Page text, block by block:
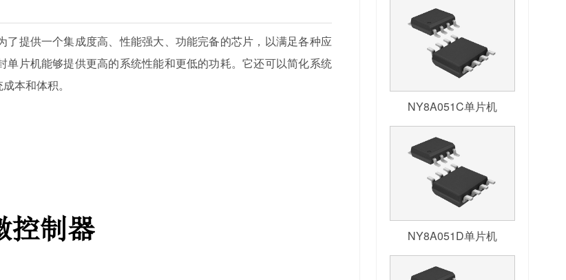
提供一个集成度高、性能强大、功能完备的芯片，以满足各种应
片机能够提供更高的系统性能和更低的功耗。它还可以简化系统
本和体积。
NY8A051C单片机
NY8A051D单片机